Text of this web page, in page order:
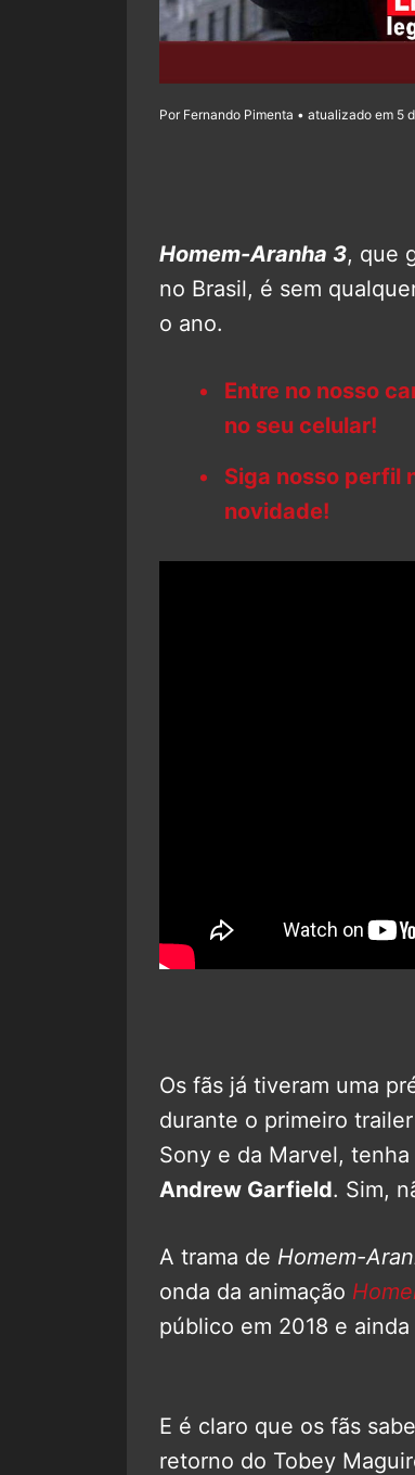
Por Fernando Pimenta • atualizado em 5
Homem-Aranha 3, que
no Brasil, é sem
o ano.
Entre no nosso
no seu celular!
Siga nosso perfil
novidade!
Os fãs já tiveram uma
durante o primeiro
Sony e da Marvel,
Andrew Garfield. Sim,
A trama de Homem-
onda da animação
público em 2018 e
E é claro que os fãs
retorno do Tobey